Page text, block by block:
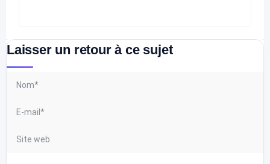
Laisser un retour à ce sujet